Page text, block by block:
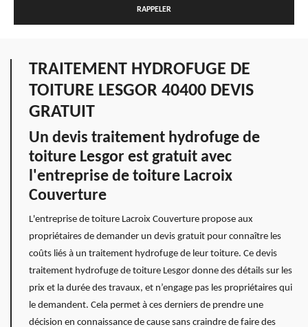
TRAITEMENT HYDROFUGE DE
TOITURE LESGOR 40400 DEVIS
GRATUIT
Un devis traitement hydrofuge de
toiture Lesgor est gratuit avec
l'entreprise de toiture Lacroix
Couverture
L'entreprise de toiture Lacroix Couverture propose aux
propriétaires de demander un devis gratuit pour connaître les
coûts liés à un traitement hydrofuge de leur toiture. Ce devis
traitement hydrofuge de toiture Lesgor donne des détails sur les
prix et la durée des travaux, et n’engage pas les propriétaires qui
le demandent. Cela permet à ces derniers de prendre une
décision en connaissance de cause sans craindre de faire des